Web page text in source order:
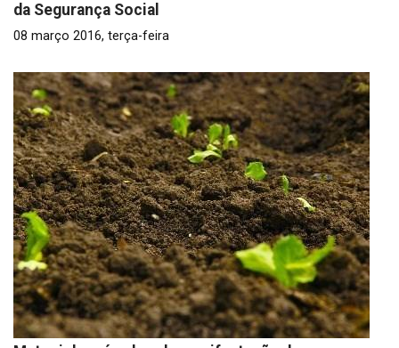
da Segurança Social
08 março 2016, terça-feira